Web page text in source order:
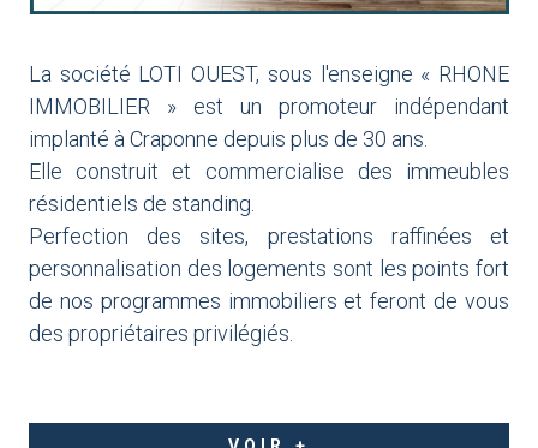
La société LOTI OUEST, sous l'enseigne « RHONE
IMMOBILIER » est un promoteur indépendant
implanté à Craponne depuis plus de 30 ans.
Elle construit et commercialise des immeubles
résidentiels de standing.
Perfection des sites, prestations raffinées et
personnalisation des logements sont les points fort
de nos programmes immobiliers et feront de vous
des propriétaires privilégiés.